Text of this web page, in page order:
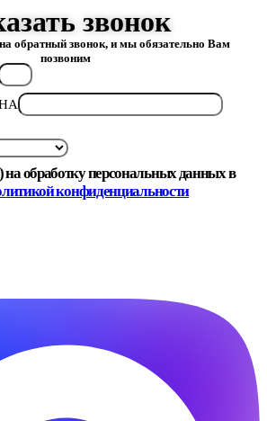
звонок
обратный звонок, и мы обязательно Вам
позвоним
на обработку персональных данных в
конфиденциальности